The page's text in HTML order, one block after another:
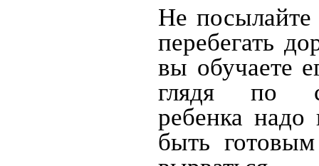
Не посылайте
перебегать
вы обучаете
глядя по
ребенка надо
быть